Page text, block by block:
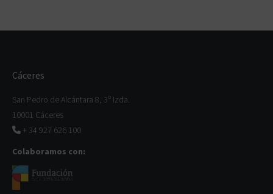
Cáceres
San Pedro de Alcántara 8, 3º Izda.
10001 Cáceres
+ 34 927 626 100
Colaboramos con: